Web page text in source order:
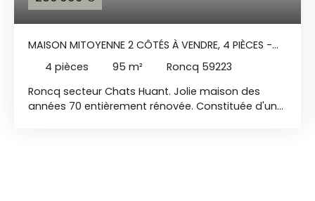
MAISON MITOYENNE 2 CÔTÉS À VENDRE, 4 PIÈCES -
RONCQ 59223
4 pièces 95 m²
Roncq 59223
Roncq secteur Chats Huant. Jolie maison des
années 70 entièrement rénovée. Constituée d'un